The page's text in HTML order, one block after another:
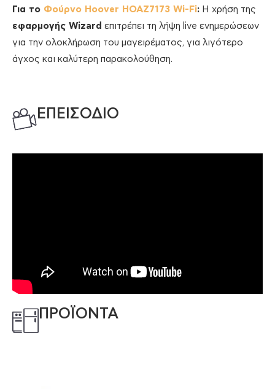
Για το Φούρνο Hoover HOAZ7173 Wi-Fi: Η χρήση της
εφαρμογής Wizard επιτρέπει τη λήψη live ενημερώσεων
για την ολοκλήρωση του μαγειρέματος, για λιγότερο
άγχος και καλύτερη παρακολούθηση.
ΕΠΕΙΣΟΔΙΟ
ΠΡΟΪΟΝΤΑ